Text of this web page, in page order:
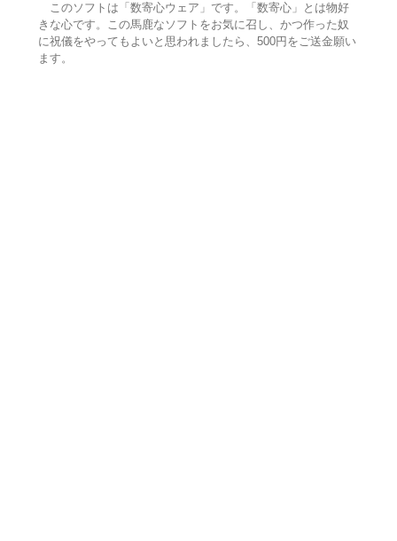
このソフトは「数寄心ウェア」です。「数寄心」とは物好
きな心です。この馬鹿なソフトをお気に召し、かつ作った奴
に祝儀をやってもよいと思われましたら、500円をご送金願い
ます。